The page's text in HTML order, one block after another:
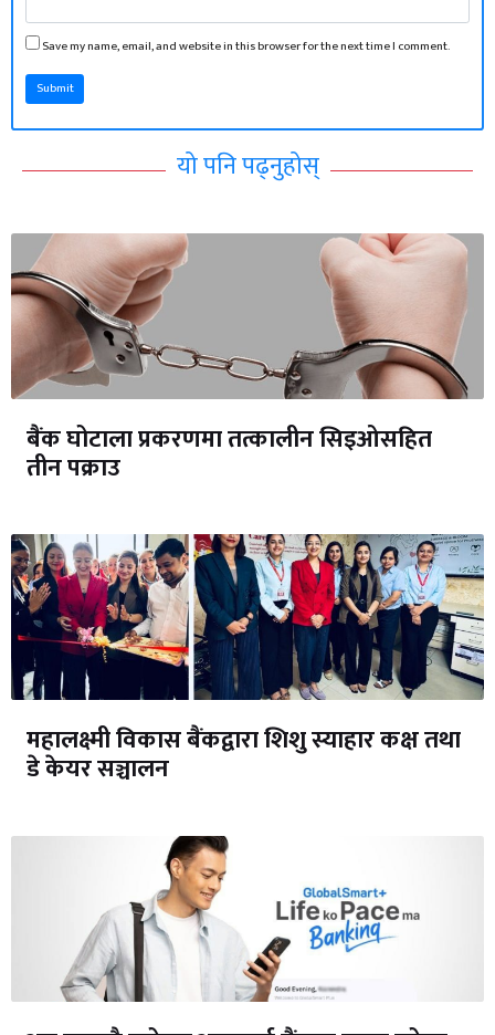
Save my name, email, and website in this browser for the next time I comment.
Submit
यो पनि पढ्नुहोस्
बैंक घोटाला प्रकरणमा तत्कालीन सिइओसहित
तीन पक्राउ
महालक्ष्मी विकास बैंकद्वारा शिशु स्याहार कक्ष तथा
डे केयर सञ्चालन